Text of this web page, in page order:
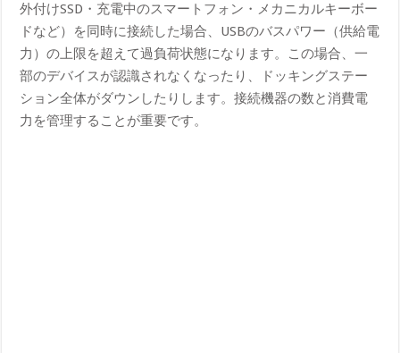
外付けSSD・充電中のスマートフォン・メカニカルキーボー
ドなど）を同時に接続した場合、USBのバスパワー（供給電
力）の上限を超えて過負荷状態になります。この場合、一
部のデバイスが認識されなくなったり、ドッキングステー
ション全体がダウンしたりします。接続機器の数と消費電
力を管理することが重要です。